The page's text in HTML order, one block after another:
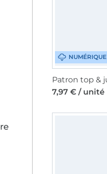
NUMÉRIQUE
7,97 € / unité